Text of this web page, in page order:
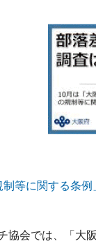
等に関する条
協会では、「大